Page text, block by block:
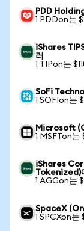
PDD
1 PDDon는
iShares
러
1 TIPon는
SoFi
1 SOFIon는
Microsoft
1 MSFTon
iShares
Tokenized)
1 AGGon는
SpaceX
1 SPCXon는